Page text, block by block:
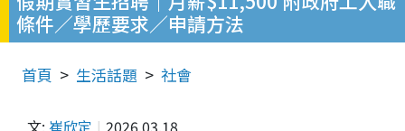
條件／學歷要求／申請方法
首頁 生活話題 社會